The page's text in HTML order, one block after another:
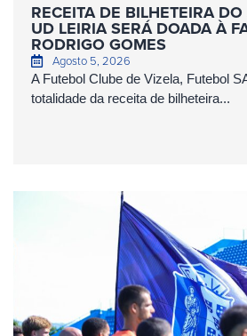
RECEITA DE BILHETEIRA
UD LEIRIA SERÁ DOADA À
RODRIGO GOMES
Agosto 5, 2026
A Futebol Clube de Vizela, Futebol
totalidade da receita de bilheteira...